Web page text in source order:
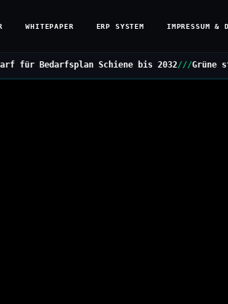
WHITEPAPER ERP SYSTEM IMPRESSUM &
bis 2032///Grüne stellen Kleine Anfrage